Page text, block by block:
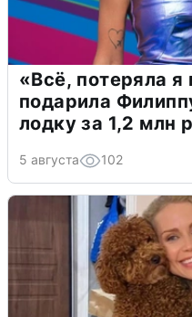
«Всё, потеряла
подарила
лодку за 1,2 млн
5 августа 102